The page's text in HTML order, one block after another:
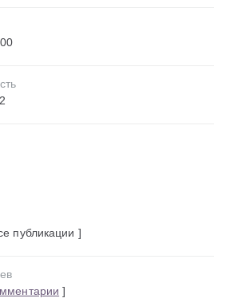
публикации ]
]